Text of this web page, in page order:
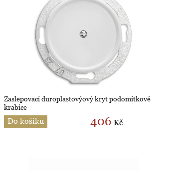
Zaslepovací duroplastovýový kryt podomítkové
krabice
Do košíku 406 Kč